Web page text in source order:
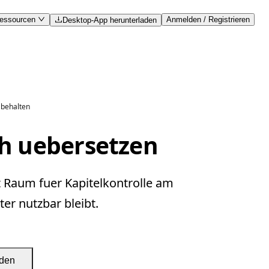
Desktop-App herunterladen Anmelden / Registrieren
uebersetzen
fuer Kapitelkontrolle am
nutzbar bleibt.